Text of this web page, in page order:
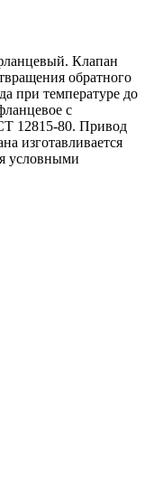
Клапан
обратного
при температуре до
с
12815-80. Привод
изготавливается
условными